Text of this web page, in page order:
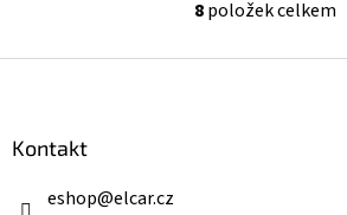
O
l
8položek celkem
Kontakt
eshop@elcar.cz